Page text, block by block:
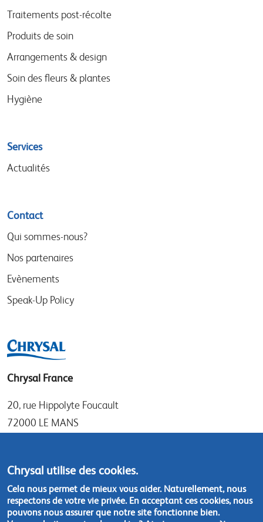
menu
Traitements post-récolte
Produits de soin
Arrangements & design
Soin des fleurs & plantes
Hygiène
Services
Actualités
Contact
Qui sommes-nous?
Nos partenaires
Evènements
Speak-Up Policy
Chrysal France
20, rue Hippolyte Foucault
72000 LE MANS
Fax: +33 (0)1 30 69 71 37
Contactez-nous :chrysal.france@chrysal.fr
Chrysal utilise des cookies.
Cela nous permet de mieux vous aider. Naturellement, nous
respectons de votre vie privée. En acceptant ces cookies, nous
pouvons nous assurer que notre site fonctionne bien.